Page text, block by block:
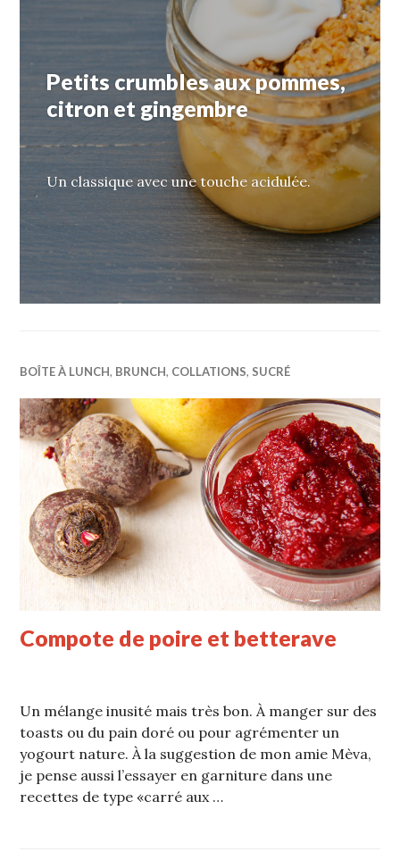
Petits crumbles aux pommes,
citron et gingembre
Un classique avec une touche acidulée.
BOÎTE À LUNCH, BRUNCH, COLLATIONS, SUCRÉ
Compote de poire et betterave
Un mélange inusité mais très bon. À manger sur des
toasts ou du pain doré ou pour agrémenter un
yogourt nature. À la suggestion de mon amie Mèva,
je pense aussi l’essayer en garniture dans une
recettes de type «carré aux …